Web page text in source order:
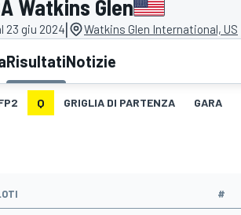
WEC
Watkins Glen
23 giu 2024| Watkins Glen International, US
RisultatiNotizie
Q GRIGLIA DI PARTENZA GARA
#